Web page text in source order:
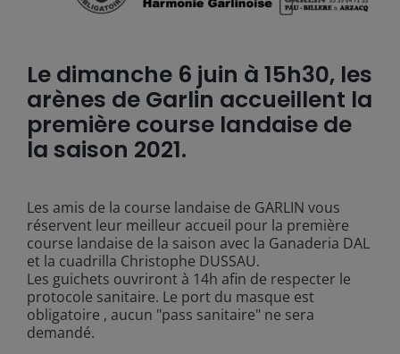
Le dimanche 6 juin à 15h30, les
arènes de Garlin accueillent la
première course landaise de
la saison 2021.
Les amis de la course landaise de GARLIN vous
réservent leur meilleur accueil pour la première
course landaise de la saison avec la Ganaderia DAL
et la cuadrilla Christophe DUSSAU.
Les guichets ouvriront à 14h afin de respecter le
protocole sanitaire. Le port du masque est
obligatoire , aucun "pass sanitaire" ne sera
demandé.